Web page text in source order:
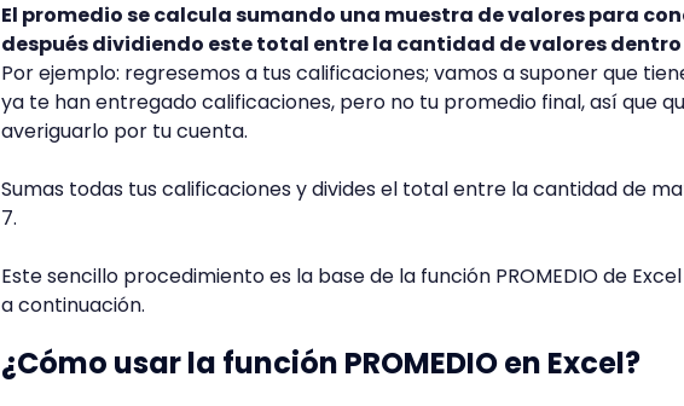
El promedio se calcula sumando una muestra de valores para
después dividiendo este total entre la cantidad de valores
Por ejemplo: regresemos a tus calificaciones; vamos a suponer que
ya te han entregado calificaciones, pero no tu promedio final, así que
averiguarlo por tu cuenta.
Sumas todas tus calificaciones y divides el total entre la cantidad de
7.
Este sencillo procedimiento es la base de la función PROMEDIO de
a continuación.
¿Cómo usar la función PROMEDIO en Excel?